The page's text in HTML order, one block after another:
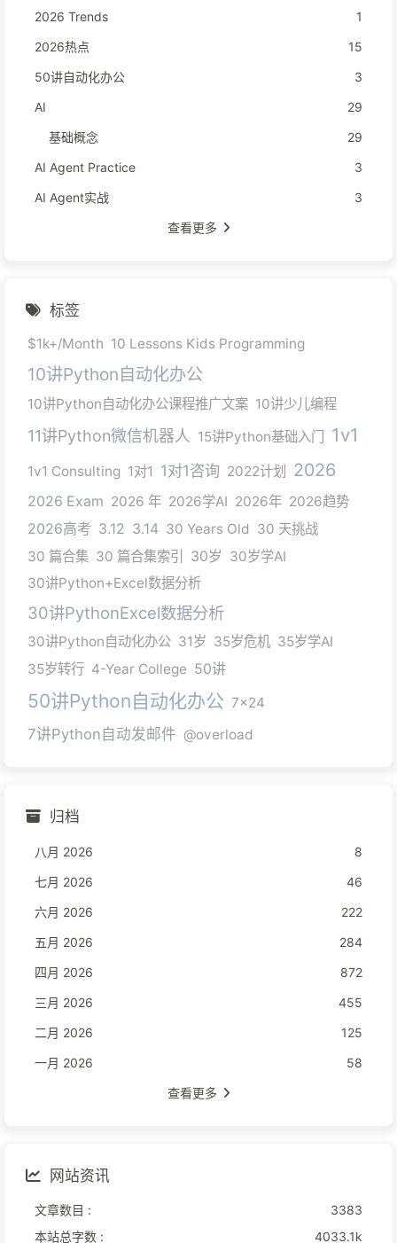
2026 Trends
1
2026热点
15
50讲自动化办公
3
AI
29
基础概念
29
AI Agent Practice
3
AI Agent实战
3
查看更多
标签
$1k+/Month 10 Lessons Kids Programming
10讲Python自动化办公
10讲Python自动化办公课程推广文案 10讲少儿编程
11讲Python微信机器人 15讲Python基础入门 1v1
1v1 Consulting 1对1 1对1咨询 2022计划 2026
2026 Exam 2026 年 2026学AI 2026年 2026趋势
2026高考 3.12 3.14 30 Years Old 30 天挑战
30 篇合集 30 篇合集索引 30岁 30岁学AI
30讲Python+Excel数据分析
30讲PythonExcel数据分析
30讲Python自动化办公 31岁 35岁危机 35岁学AI
35岁转行 4-Year College 50讲
50讲Python自动化办公 7x24
7讲Python自动发邮件 @overload
归档
八月 2026
8
七月 2026
46
六月 2026
222
五月 2026
284
四月 2026
872
三月 2026
455
二月 2026
125
一月 2026
58
查看更多
网站资讯
文章数目 :
3383
本站总字数 :
4033.1k